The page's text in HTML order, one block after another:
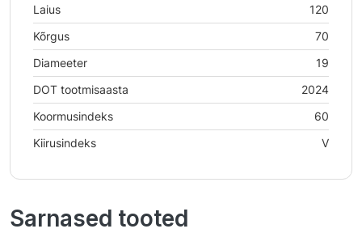
Laius
120
Kõrgus
70
Diameeter
19
DOT tootmisaasta
2024
Koormusindeks
60
Kiirusindeks
V
Sarnased tooted